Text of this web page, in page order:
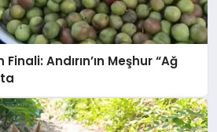
Andırın’ın Meşhur “Ağ